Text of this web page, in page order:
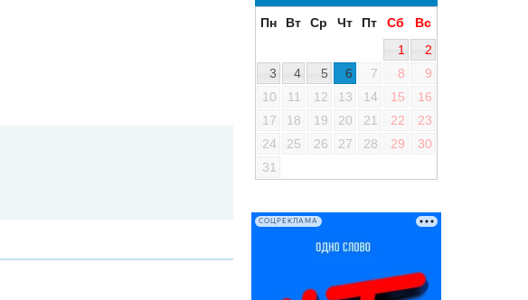
Пн Вт Ср Чт Пт Сб
Вс
1
2
3
4 5 6 7 8
9
10
11 12 13 14 15
16
17
18 19 20 21 22
23
24
25 26 27 28 29
30
31
СОЦРЕКЛАМА